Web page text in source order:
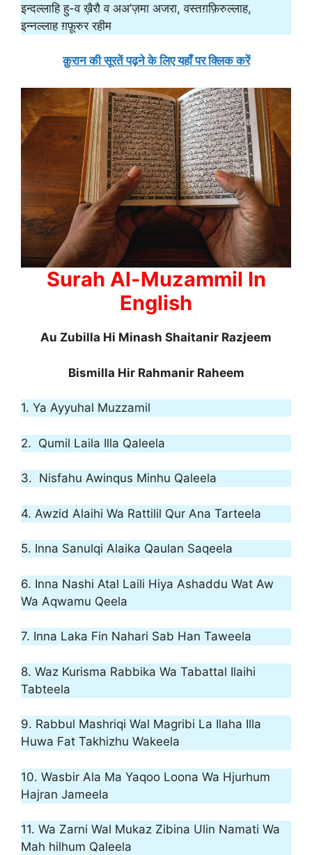
इन्दल्लाहि हु-व ख़ैरौ व अअ’ज़मा अजरा, वस्तग़फ़िरुल्लाह,
इन्नल्लाह ग़फ़ूरुर रहीम
क़ुरान की सूरतें पढ़ने के लिए यहाँ पर क्लिक करें
Surah Al-Muzammil In
English
Au Zubilla Hi Minash Shaitanir Razjeem
Bismilla Hir Rahmanir Raheem
1. Ya Ayyuhal Muzzamil
2. Qumil Laila Illa Qaleela
3. Nisfahu Awinqus Minhu Qaleela
4. Awzid Alaihi Wa Rattilil Qur Ana Tarteela
5. Inna Sanulqi Alaika Qaulan Saqeela
6. Inna Nashi Atal Laili Hiya Ashaddu Wat Aw
Wa Aqwamu Qeela
7. Inna Laka Fin Nahari Sab Han Taweela
8. Waz Kurisma Rabbika Wa Tabattal Ilaihi
Tabteela
9. Rabbul Mashriqi Wal Magribi La Ilaha Illa
Huwa Fat Takhizhu Wakeela
10. Wasbir Ala Ma Yaqoo Loona Wa Hjurhum
Hajran Jameela
11. Wa Zarni Wal Mukaz Zibina Ulin Namati Wa
Mah hilhum Qaleela